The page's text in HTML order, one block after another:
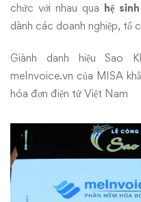
chức với nhau qua hệ
dành các doanh nghiệp, tổ
Giành danh hiệu Sao
meInvoice.vn của MISA
hóa đơn điện tử Việt Nam